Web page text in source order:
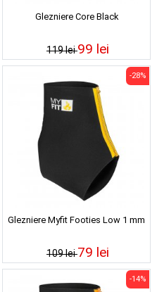
Glezniere Core Black
119 lei99 lei
Glezniere Myfit Footies Low 1 mm
109 lei
-28%
79 lei
-14%